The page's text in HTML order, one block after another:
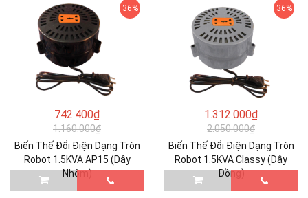
742.400₫
1.160.000₫
Biến Thế Đổi Điện Dạng Tròn
Robot 1.5KVA AP15 (Dây
Nhôm)
36%
1.312.000₫
2.050.000₫
Biến Thế Đổi Điện Dạng Tròn
Robot 1.5KVA Classy (Dây
Đồng)
36%